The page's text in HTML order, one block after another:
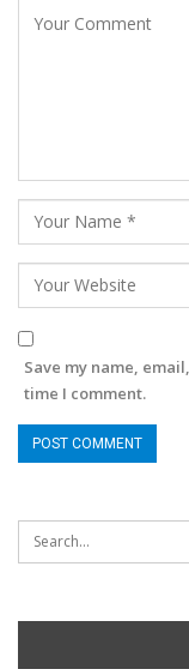
Save my name,
time I comment.